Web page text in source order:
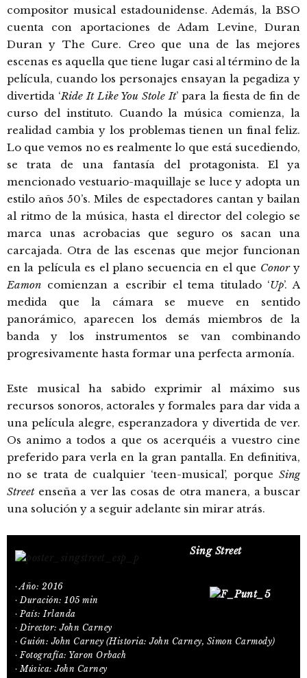
compositor musical estadounidense. Además, la BSO
cuenta con aportaciones de Adam Levine, Duran
Duran y The Cure. Creo que una de las mejores
escenas es aquella que tiene lugar casi al término de la
película, cuando los personajes ensayan la pegadiza y
divertida ‘Ride It Like You Stole It’ para la fiesta de fin de
curso del instituto. Cuando la música comienza, la
realidad cambia y los problemas tienen un final feliz.
Lo que vemos no es realmente lo que está sucediendo,
se trata de una fantasía del protagonista. El ya
mencionado vestuario-maquillaje se luce y adopta un
estilo años 50’s. Miles de espectadores cantan y bailan
al ritmo de la música, hasta el director del colegio se
marca unas acrobacias que seguro os sacan una
carcajada. Otra de las escenas que mejor funcionan
en la película es el plano secuencia en el que Conory
Eamon comienzan a escribir el tema titulado ‘Up’. A
medida que la cámara se mueve en sentido
panorámico, aparecen los demás miembros de la
banda y los instrumentos se van combinando
progresivamente hasta formar una perfecta armonía.
Este musical ha sabido exprimir al máximo sus
recursos sonoros, actorales y formales para dar vida a
una película alegre, esperanzadora y divertida de ver.
Os animo a todos a que os acerquéis a vuestro cine
preferido para verla en la gran pantalla. En definitiva,
no se trata de cualquier ‘teen-musical’, porque Sing
Streetenseña a ver las cosas de otra manera, a buscar
una solución y a seguir adelante sin mirar atrás.
Sing Street
· Año: 2016
· Duración: 105 min
· País: Irlanda
· Director: John Carney
· Guión: John Carney (Historia: John Carney, Simon Carmody)
· Fotografía: Yaron Orbach
· Música: John Carney